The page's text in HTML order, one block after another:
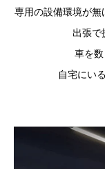
専用の設備環境が
出張で
車を数
自宅にい